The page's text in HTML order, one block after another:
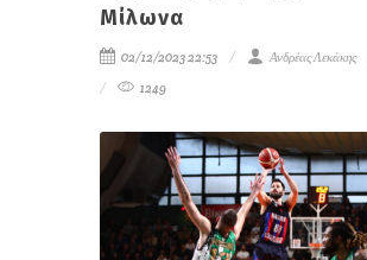
Μίλωνα
02/12/2023 22:53
Ανδρέας Λεκάκης
1249